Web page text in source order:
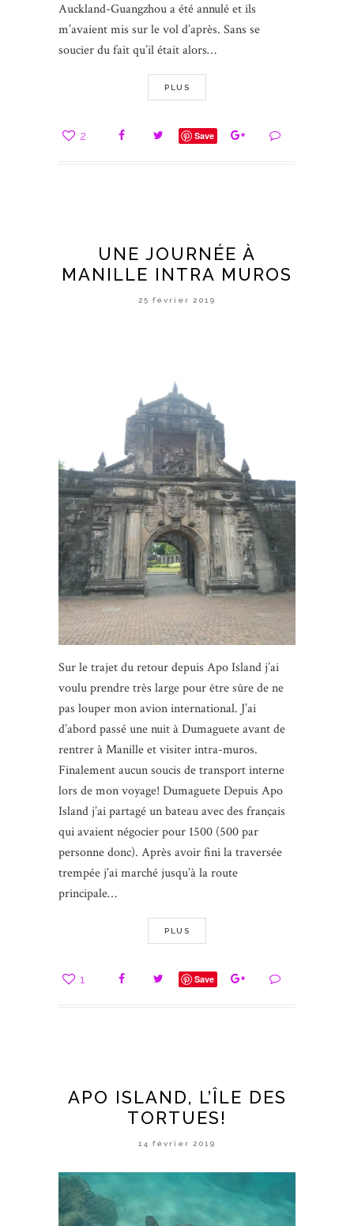
Auckland-Guangzhou a été annulé et ils
m’avaient mis sur le vol d’après. Sans se
soucier du fait qu’il était alors…
PLUS
2 Save
UNE JOURNÉE À
MANILLE INTRA MUROS
25 février 2019
Sur le trajet du retour depuis Apo Island j’ai
voulu prendre très large pour être sûre de ne
pas louper mon avion international. J’ai
d’abord passé une nuit à Dumaguete avant de
rentrer à Manille et visiter intra-muros.
Finalement aucun soucis de transport interne
lors de mon voyage! Dumaguete Depuis Apo
Island j’ai partagé un bateau avec des français
qui avaient négocier pour 1500 (500 par
personne donc). Après avoir fini la traversée
trempée j’ai marché jusqu’à la route
principale…
PLUS
1 Save
APO ISLAND, L’ÎLE DES
TORTUES!
14 février 2019